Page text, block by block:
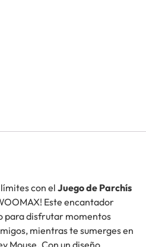
con el Juego de Parchís
Este encantador
para disfrutar momentos
mientras te sumerges en
Mouse. Con un diseño